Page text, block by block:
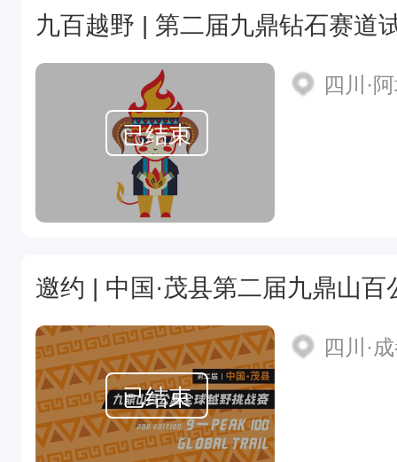
九百越野 | 第二届九鼎钻石赛道
已结束
四川·
已结束
四川·